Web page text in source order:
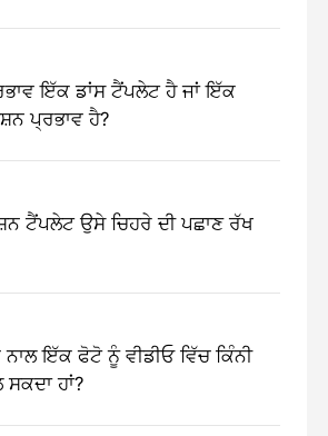
ਇੱਕ ਡਾਂਸ ਟੈਂਪਲੇਟ ਹੈ ਜਾਂ ਇੱਕ
ਪ੍ਰਭਾਵ ਹੈ?
ਟੈਂਪਲੇਟ ਉਸੇ ਚਿਹਰੇ ਦੀ ਪਛਾਣ ਰੱਖ
ਇੱਕ ਫੋਟੋ ਨੂੰ ਵੀਡੀਓ ਵਿੱਚ ਕਿੰਨੀ
ਹਾਂ?